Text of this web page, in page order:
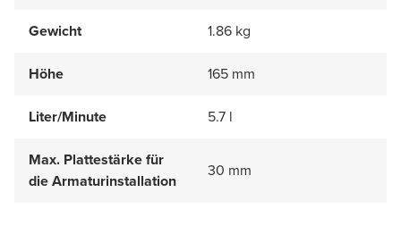
Gewicht 1.86 kg
Höhe 165 mm
Liter/Minute 5.7 l
Max. Plattestärke für
die Armaturinstallation
30 mm